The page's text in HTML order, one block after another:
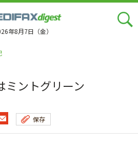
年8月7日（金）
ミントグリーン
保存